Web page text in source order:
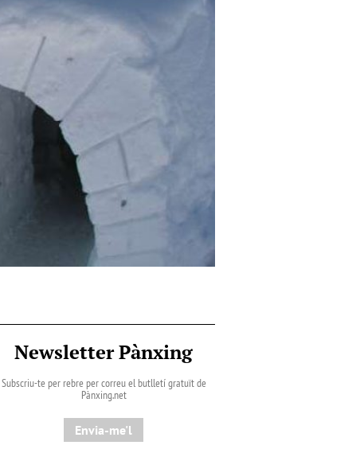
Newsletter Pànxing
Subscriu-te per rebre per correu el butlletí gratuït de
Pànxing.net​
Envia-me'l